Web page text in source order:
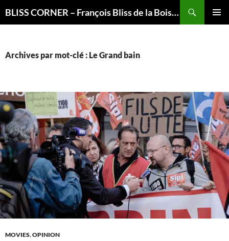
BLISS CORNER – François Bliss de la Boissière is here
Archives par mot-clé : Le Grand bain
MOVIES,OPINION